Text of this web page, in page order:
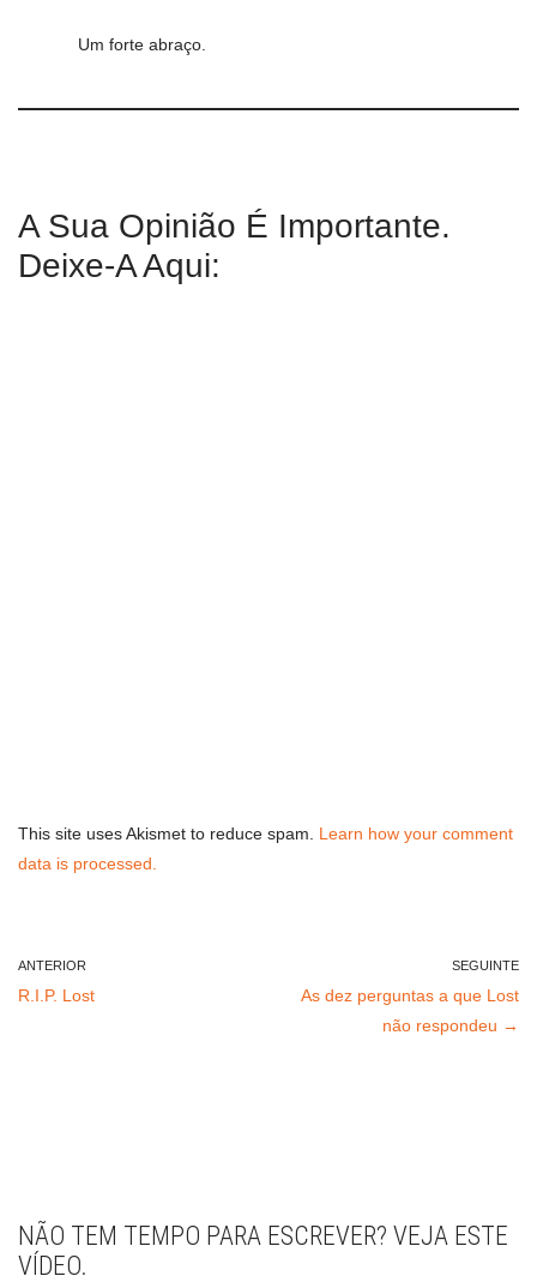
Um forte abraço.
A Sua Opinião É Importante.
Deixe-A Aqui:
This site uses Akismet to reduce spam. Learn how your comment
data is processed.
ANTERIOR
R.I.P. Lost
SEGUINTE
As dez perguntas a que Lost
não respondeu →
NÃO TEM TEMPO PARA ESCREVER? VEJA ESTE
VÍDEO.